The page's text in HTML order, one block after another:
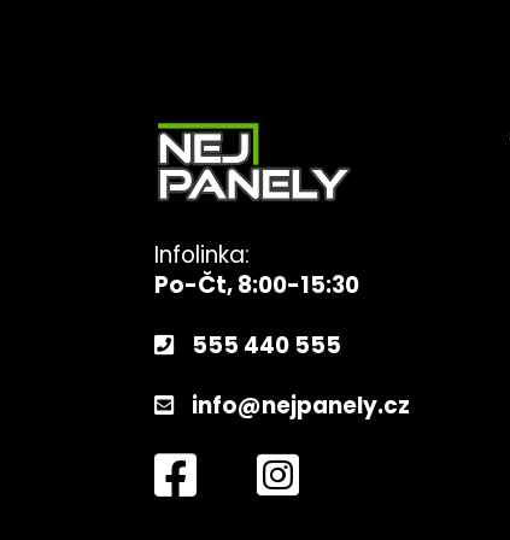
Infolinka:
Po-Čt, 8:00-15:30
555 440 555
info@nejpanely.cz